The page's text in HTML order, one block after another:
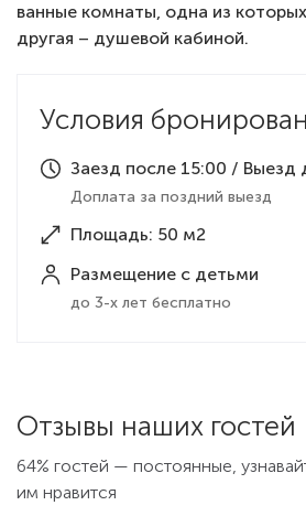
ванные комнаты, одна из
другая – душевой кабиной.
Условия
Заезд после 15:00 / Выезд
Доплата за поздний выезд
Площадь: 50 м2
Размещение с детьми
до 3-х лет бесплатно
Отзывы наших гостей
64% гостей — постоянные,
им нравится